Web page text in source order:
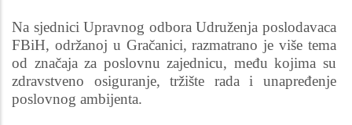
Na sjednici Upravnog odbora Udruženja poslodavaca
FBiH, održanoj u Gračanici, razmatrano je više tema
od značaja za poslovnu zajednicu, među kojima su
zdravstveno osiguranje, tržište rada i unapređenje
poslovnog ambijenta.